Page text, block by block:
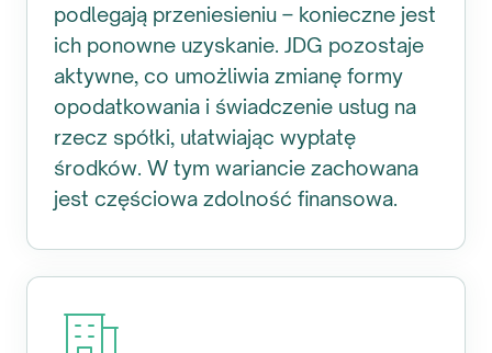
podlegają przeniesieniu – konieczne jest
ich ponowne uzyskanie. JDG pozostaje
aktywne, co umożliwia zmianę formy
opodatkowania i świadczenie usług na
rzecz spółki, ułatwiając wypłatę
środków. W tym wariancie zachowana
jest częściowa zdolność finansowa.